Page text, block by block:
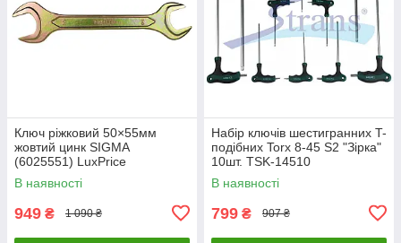
Ключ ріжковий 50×55мм
жовтий цинк SIGMA
(6025551) LuxPrice
В наявності
949 ₴ 1 090 ₴
Набір ключів шестигранних T-
подібних Torx 8-45 S2 "Зірка"
10шт. TSK-14510
В наявності
799 ₴ 907 ₴